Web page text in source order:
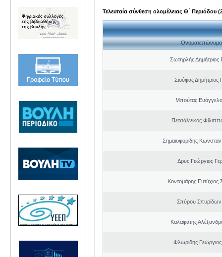
Τελευταία σύνθεση ολομέλειας Θ΄ Περιόδου
Ονοματεπώνυμο
Σωτηρλής Δημήτριος
Σιούφας Δημήτριος
Μπούτας
Πετσάλνικος
Σημαιοφορίδης
Δρυς Γεώργιος
Κοντομάρης Ευτύχιος
Σπύρου Σπυρίδων
Καλαφάτης
Φλωρίδης Γεώργιος